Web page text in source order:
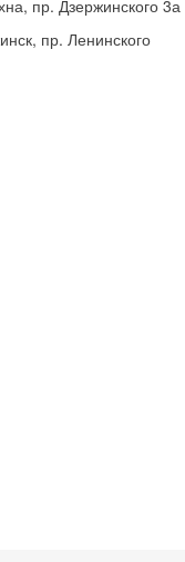
пр. Дзержинского 3а
пр. Ленинского